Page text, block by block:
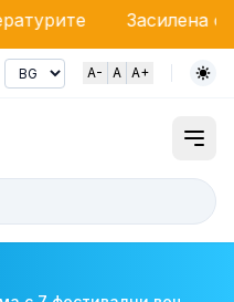
охрана на
A- A A+